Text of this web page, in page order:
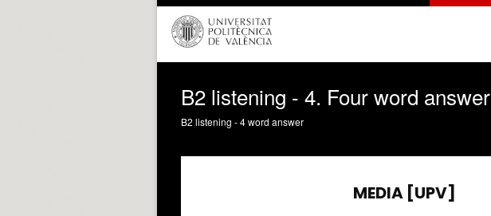
B2 listening - 4. Four word answer
B2 listening - 4 word answer